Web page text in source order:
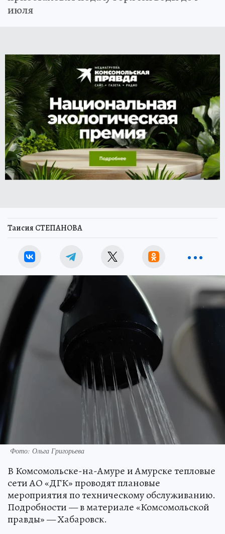
июля
Таисия СТЕПАНОВА
Фото: Ольга Григорьева
В Комсомольске-на-Амуре и Амурске тепловые
сети АО «ДГК» проводят плановые
мероприятия по техническому обслуживанию.
Подробности — в материале «Комсомольской
правды» — Хабаровск.